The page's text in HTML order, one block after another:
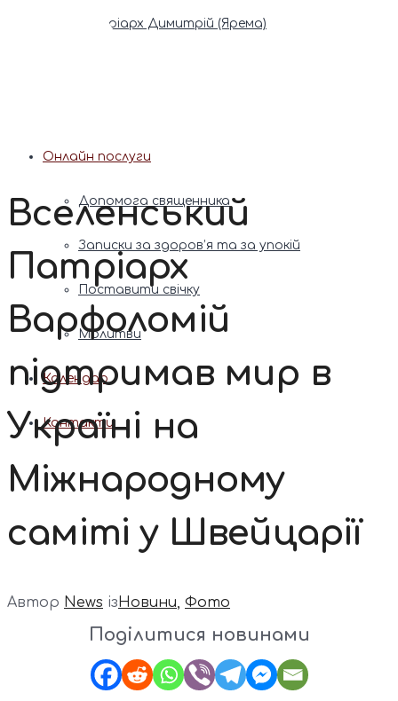
Патріарх Димитрій (Ярема)
Онлайн послуги
Допомога священника
Записки за здоров’я та за упокій
Поставити свічку
Молитви
Календар
Контакти
Вселенський
Патріарх
Варфоломій
підтримав мир в
Україні на
Міжнародному
саміті у Швейцарії
Автор News ізНовини, Фото
Поділитися новинами